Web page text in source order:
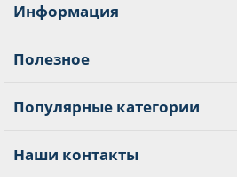
Информация
Полезное
Популярные категории
Наши контакты